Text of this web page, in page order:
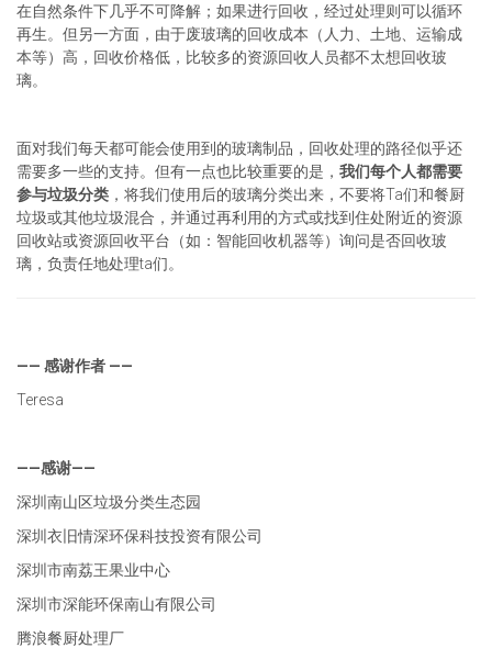
在自然条件下几乎不可降解；如果进行回收，经过处理则可以循环
再生。但另一方面，由于废玻璃的回收成本（人力、土地、运输成
本等）高，回收价格低，比较多的资源回收人员都不太想回收玻
璃。
面对我们每天都可能会使用到的玻璃制品，回收处理的路径似乎还
需要多一些的支持。但有一点也比较重要的是， 我们每个人都需要
参与垃圾分类 ，将我们使用后的玻璃分类出来，不要将Ta们和餐厨
垃圾或其他垃圾混合，并通过再利用的方式或找到住处附近的资源
回收站或资源回收平台（如：智能回收机器等）询问是否回收玻
璃，负责任地处理ta们。
—— 感谢作者 ——
Teresa
——感谢——
深圳南山区垃圾分类生态园
深圳衣旧情深环保科技投资有限公司
深圳市南荔王果业中心
深圳市深能环保南山有限公司
腾浪餐厨处理厂